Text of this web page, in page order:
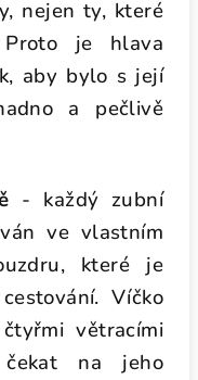
nejen ty, které
Proto je hlava
aby bylo s její
a pečlivě
- každý zubní
ve vlastním
které je
Víčko
větracími
na jeho